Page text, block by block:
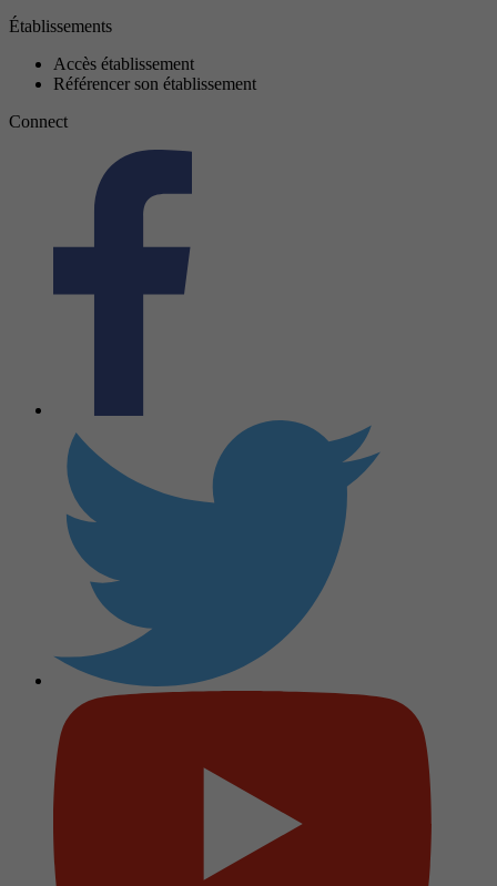
Établissements
Accès établissement
Référencer son établissement
Connect